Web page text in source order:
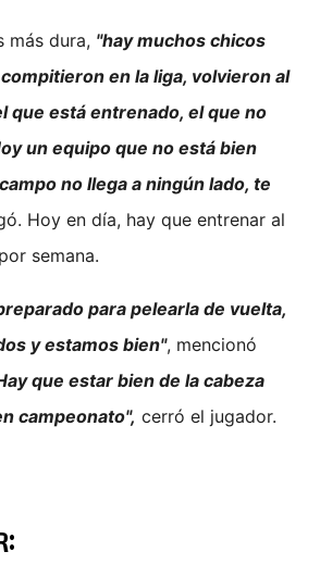
más dura, "hay muchos chicos
en la liga, volvieron al
que está entrenado, el que no
un equipo que no está bien
no llega a ningún lado, te
Hoy en día, hay que entrenar al
semana.
para pelearla de vuelta,
y estamos bien", mencionó
que estar bien de la cabeza
campeonato", cerró el jugador.